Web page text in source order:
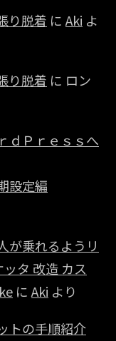
り脱着 に Aki よ
り脱着 に ロン
ｄＰｒｅｓｓへ
設定編
が乗れるようリ
タ 改造 カス
に Aki より
トの手順紹介